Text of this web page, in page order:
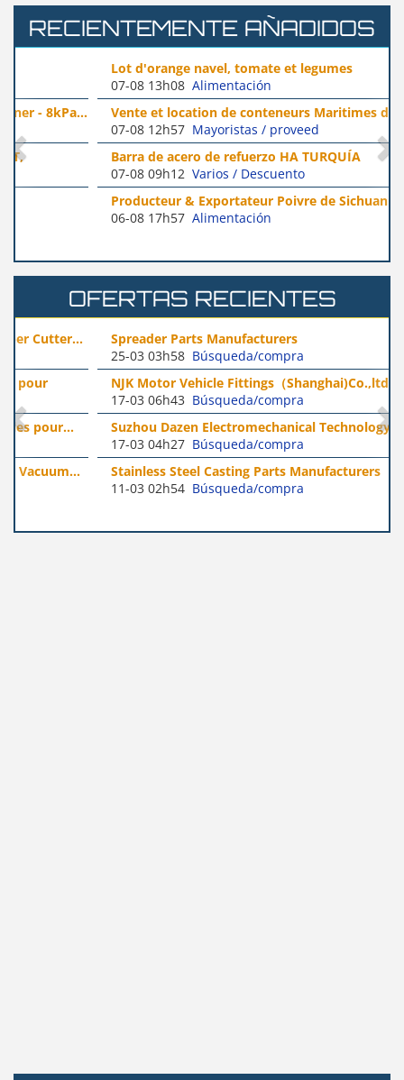
RECIENTEMENTE AÑADIDOS
Lot d'orange navel, tomate et legumes
07-08 13h08Alimentación
Vente et location de conteneurs Maritimes de qualité
07-08 12h57Mayoristas / proveed
Barra de acero de refuerzo HA TURQUÍA
07-08 09h12Varios / Descuento
Producteur & Exportateur Poivre de Sichuan IGP
06-08 17h57Alimentación
OFERTAS RECIENTES
Spreader Parts Manufacturers
25-03 03h58Búsqueda/compra
NJK Motor Vehicle Fittings（Shanghai)Co.,ltd
17-03 06h43Búsqueda/compra
Suzhou Dazen Electromechanical Technology Co., Ltd
17-03 04h27Búsqueda/compra
Stainless Steel Casting Parts Manufacturers
11-03 02h54 Búsqueda/compra